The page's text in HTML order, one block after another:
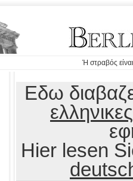
Ή στραβός
Εδω
ελληνικες
Hier lesen